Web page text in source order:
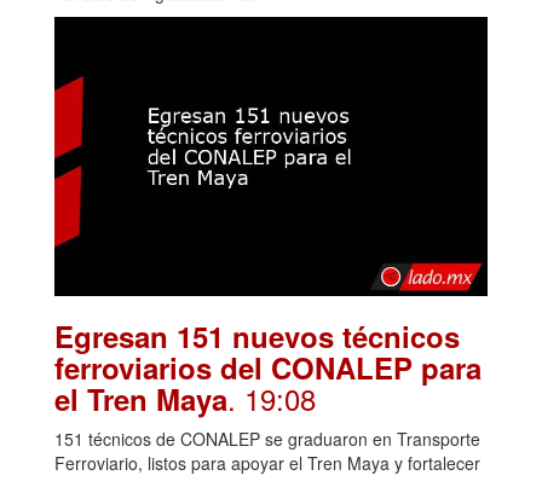
Egresan 151 nuevos técnicos
ferroviarios del CONALEP para
el Tren Maya. 19:08
151 técnicos de CONALEP se graduaron en Transporte
Ferroviario, listos para apoyar el Tren Maya y fortalecer